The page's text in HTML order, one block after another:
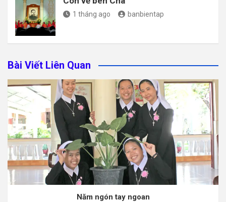
1 tháng ago banbientap
Bài Viết Liên Quan
Năm ngón tay ngoan